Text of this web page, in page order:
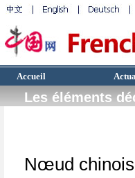
Accueil
Les éléments
Nœud chinois